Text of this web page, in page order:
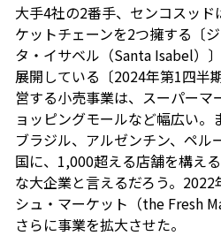
大手4社の2番手、センコスッ
ケットチェーンを2つ擁する〔
タ・イサベル（Santa Isabel）
展開している〔2024年第1四半
営する小売事業は、スーパーマ
ョッピングモールなど幅広い。
ブラジル、アルゼンチン、ペル
国に、1,000超える店舗を構え
な大企業と言えるだろう。
シュ・マーケット（the Fresh
さらに事業を拡大させた。